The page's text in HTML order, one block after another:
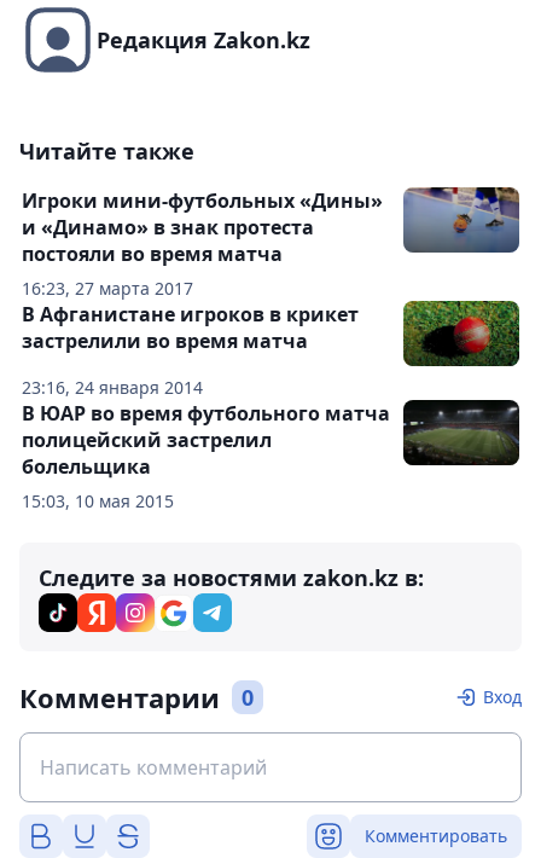
Редакция Zakon.kz
Читайте также
16:23, 27 марта 2017
Игроки мини-футбольных «Дины»
и «Динамо» в знак протеста
постояли во время матча
23:16, 24 января 2014
В Афганистане игроков в крикет
застрелили во время матча
15:03, 10 мая 2015
В ЮАР во время футбольного матча
полицейский застрелил
болельщика
Следите за новостями zakon.kz в:
Комментарии 0 Вход
Комментировать